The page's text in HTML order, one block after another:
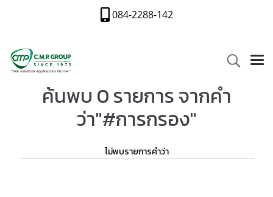
084-2288-142
ค้นพบ 0 รายการ จากคำ
ว่า"#การกรอง"
ไม่พบรายการคำว่า